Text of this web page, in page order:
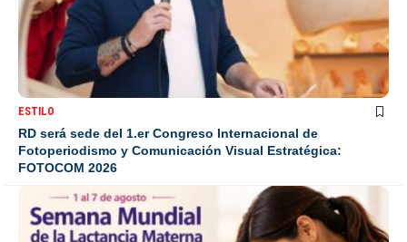
ESTILO
RD será sede del 1.er Congreso Internacional de
Fotoperiodismo y Comunicación Visual Estratégica:
FOTOCOM 2026